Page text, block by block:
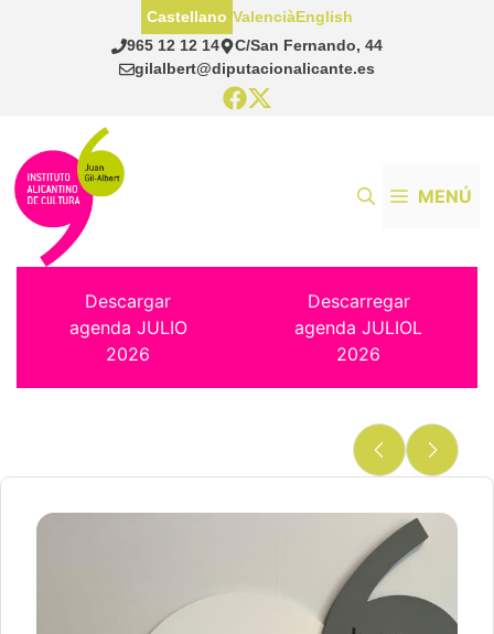
965 12 12 14
C/San Fernando, 44
gilalbert@diputacionalicante.es
Castellano ValenciàEnglish
MENÚ
Descargar
agenda JULIO
2026
Descarregar
agenda JULIOL
2026